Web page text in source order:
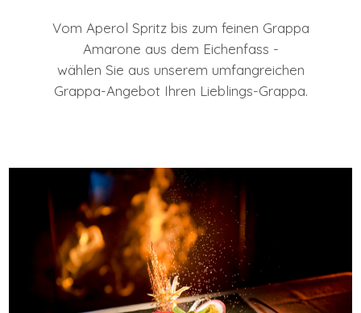
Vom Aperol Spritz bis zum feinen Grappa
Amarone aus dem Eichenfass -
wählen Sie aus unserem umfangreichen
Grappa-Angebot Ihren Lieblings-Grappa.